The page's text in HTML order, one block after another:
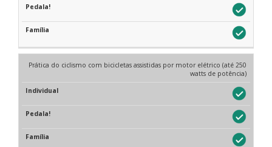
Prática do ciclismo com bicicletas assistidas por motor elétrico (até 250
watts de potência)